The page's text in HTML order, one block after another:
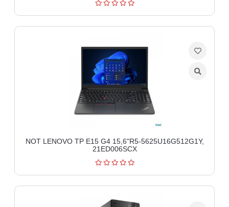
NOT LENOVO TP E15 G4 15,6"R5-5625U16G512G1Y,
21ED006SCX